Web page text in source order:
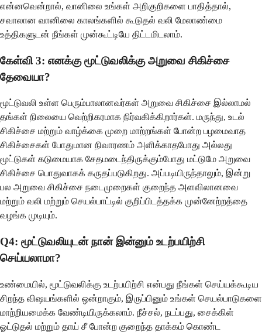
என்னவென்றால், வானிலை உங்கள் அறிகுறிகளை பாதித்தால்,
சவாலான வானிலை காலங்களில் கூடுதல் வலி மேலாண்மை
உத்திகளுடன் நீங்கள் முன்கூட்டியே திட்டமிடலாம்.
கேள்வி 3: எனக்கு மூட்டுவலிக்கு அறுவை சிகிச்சை
தேவையா?
மூட்டுவலி உள்ள பெரும்பாலானவர்கள் அறுவை சிகிச்சை இல்லாமல்
தங்கள் நிலையை வெற்றிகரமாக நிர்வகிக்கிறார்கள். மருந்து, உடல்
சிகிச்சை மற்றும் வாழ்க்கை முறை மாற்றங்கள் போன்ற பழமைவாத
சிகிச்சைகள் போதுமான நிவாரணம் அளிக்காதபோது அல்லது
மூட்டுகள் கடுமையாக சேதமடைந்திருக்கும்போது மட்டுமே அறுவை
சிகிச்சை பொதுவாகக் கருதப்படுகிறது. அப்படியிருந்தாலும், இன்று
பல அறுவை சிகிச்சை நடைமுறைகள் குறைந்த அளவிலானவை
மற்றும் வலி மற்றும் செயல்பாட்டில் குறிப்பிடத்தக்க முன்னேற்றத்தை
வழங்க முடியும்.
Q4: மூட்டுவலியுடன் நான் இன்னும் உடற்பயிற்சி
செய்யலாமா?
உண்மையில், மூட்டுவலிக்கு உடற்பயிற்சி என்பது நீங்கள் செய்யக்கூடிய
சிறந்த விஷயங்களில் ஒன்றாகும், இருப்பினும் உங்கள் செயல்பாடுகளை
மாற்றியமைக்க வேண்டியிருக்கலாம். நீச்சல், நடப்பது, சைக்கிள்
ஓட்டுதல் மற்றும் தாய் சீ போன்ற குறைந்த தாக்கம் கொண்ட